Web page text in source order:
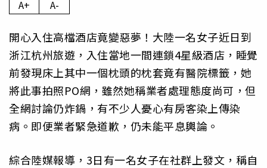
A+ A-
開心入住高檔酒店竟變惡夢！大陸一名女子近日到
浙江杭州旅遊，入住當地一間連鎖4星級酒店，睡覺
前發現床上其中一個枕頭的枕套竟有醫院標籤，她
將此事拍照PO網，雖然她稱業者處理態度尚可，但
全網討論仍炸鍋，有不少人憂心有房客染上傳染
病。即便業者緊急道歉，仍未能平息輿論。
綜合陸媒報導，3日有一名女子在社群上發文，稱自